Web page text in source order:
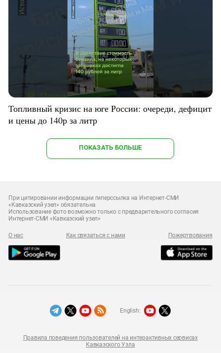
Топливный кризис на юге России: очереди, дефицит
и цены до 140р за литр
ПОКАЗАТЬ БОЛЬШЕ
При цитировании информации гиперссылка на Интернет-СМИ
«Кавказский узел» обязательна
Использование фото возможно только с предварительного согласия
Интернет-СМИ «Кавказский узел»
О нас Как связаться с нами Пожертвования
Правила поведения пользователей на интерактивных сервисах
Кавказского Узла
English: